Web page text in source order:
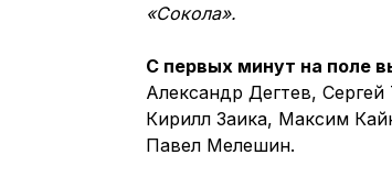
«Сокола».
С первых минут на поле
Александр Дегтев,
Кирилл Заика, Максим
Павел Мелешин.